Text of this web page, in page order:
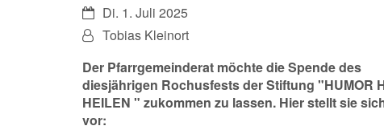
Datum:Di. 1. Juli 2025
Von:Tobias Kleinort
Der Pfarrgemeinderat möchte die Spende des
diesjährigen Rochusfests der Stiftung "HUMOR
HEILEN " zukommen zu lassen. Hier stellt sie
vor: